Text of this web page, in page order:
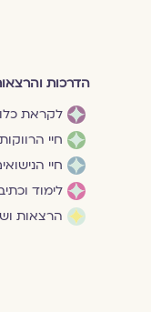
הדרכות
לקראת
חיי הרווקות
חיי
לימוד
הרצאות